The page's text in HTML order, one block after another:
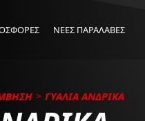
ΝΕΕΣ ΠΑΡΑΛΑΒΕΣ
ΓΥΑΛΙΑ ΑΝΔΡΙΚΑ